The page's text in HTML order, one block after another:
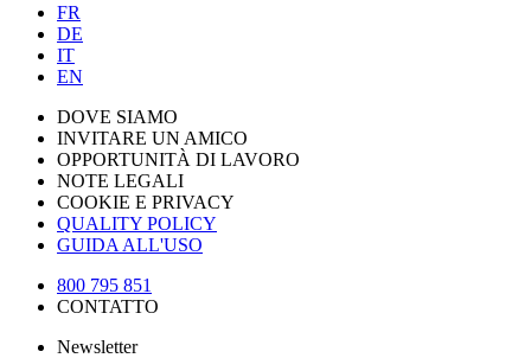
FR
DE
IT
EN
DOVE SIAMO
INVITARE UN AMICO
OPPORTUNITÀ DI LAVORO
NOTE LEGALI
COOKIE E PRIVACY
QUALITY POLICY
GUIDA ALL'USO
800 795 851
CONTATTO
Newsletter